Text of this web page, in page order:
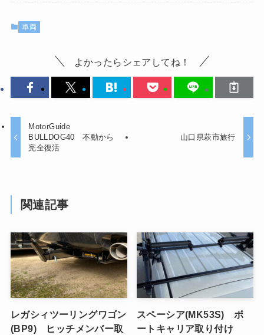
車両
よかったらシェアしてね！
MotorGuide
BULLDOG40 不動から
完全復活
山口県萩市旅行
関連記事
レガシィツーリングワゴン
(BP9) ヒッチメンバー取
スペーシア(MK53S) ボ
ートキャリア取り付け